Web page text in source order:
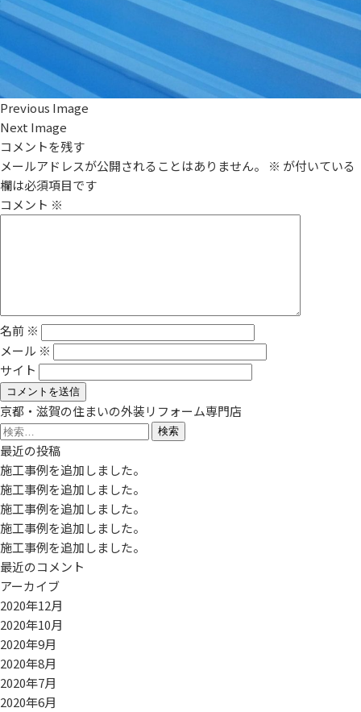
Previous Image
Next Image
コメントを残す
メールアドレスが公開されることはありません。
※ が付いている
欄は必須項目です
コメント ※
名前 ※
メール ※
サイト
京都・滋賀の住まいの外装リフォーム専門店
検
索:
最近の投稿
施工事例を追加しました。
施工事例を追加しました。
施工事例を追加しました。
施工事例を追加しました。
施工事例を追加しました。
最近のコメント
アーカイブ
2020年12月
2020年10月
2020年9月
2020年8月
2020年7月
2020年6月